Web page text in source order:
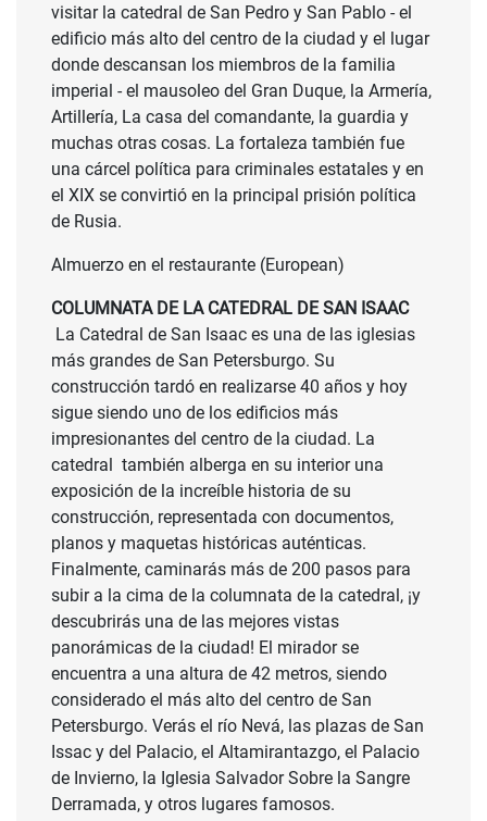
visitar la catedral de San Pedro y San Pablo - el
edificio más alto del centro de la ciudad y el lugar
donde descansan los miembros de la familia
imperial - el mausoleo del Gran Duque, la Armería,
Artillería, La casa del comandante, la guardia y
muchas otras cosas. La fortaleza también fue
una cárcel política para criminales estatales y en
el XIX se convirtió en la principal prisión política
de Rusia.
Almuerzo en el restaurante (European)
COLUMNATA DE LA CATEDRAL DE SAN ISAAC
La Catedral de San Isaac es una de las iglesias
más grandes de San Petersburgo. Su
construcción tardó en realizarse 40 años y hoy
sigue siendo uno de los edificios más
impresionantes del centro de la ciudad. La
catedral también alberga en su interior una
exposición de la increíble historia de su
construcción, representada con documentos,
planos y maquetas históricas auténticas.
Finalmente, caminarás más de 200 pasos para
subir a la cima de la columnata de la catedral, ¡y
descubrirás una de las mejores vistas
panorámicas de la ciudad! El mirador se
encuentra a una altura de 42 metros, siendo
considerado el más alto del centro de San
Petersburgo. Verás el río Nevá, las plazas de San
Issac y del Palacio, el Altamirantazgo, el Palacio
de Invierno, la Iglesia Salvador Sobre la Sangre
Derramada, y otros lugares famosos.